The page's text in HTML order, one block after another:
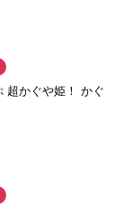
超かぐや姫！ かぐ